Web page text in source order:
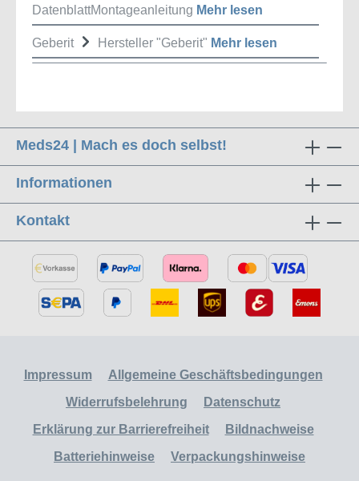
DatenblattMontageanleitung Mehr lesen
Geberit Hersteller "Geberit" Mehr lesen
Meds24 | Mach es doch selbst!
Informationen
Kontakt
Impressum
Allgemeine Geschäftsbedingungen
Widerrufsbelehrung
Datenschutz
Erklärung zur Barrierefreiheit
Bildnachweise
Batteriehinweise
Verpackungshinweise